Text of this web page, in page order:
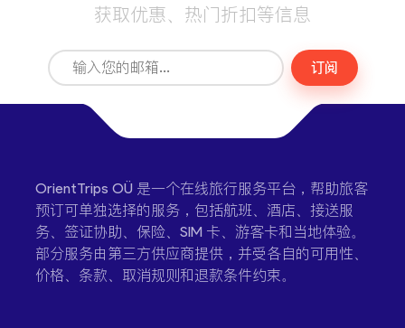
获取优惠、热门折扣等信息
订阅
OrientTrips OÜ 是一个在线旅行服务平台，帮助旅客
预订可单独选择的服务，包括航班、酒店、接送服
务、签证协助、保险、SIM 卡、游客卡和当地体验。
部分服务由第三方供应商提供，并受各自的可用性、
价格、条款、取消规则和退款条件约束。